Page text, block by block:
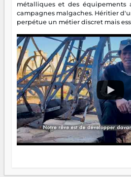
métalliques et des équipements
campagnes malgaches. Héritier
perpétue un métier discret mais